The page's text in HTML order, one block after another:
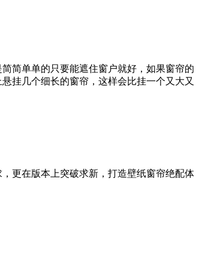
简单单的只要能遮住窗户就好，如果窗帘的
挂几个细长的窗帘，这样会比挂一个又大又
更在版本上突破求新，打造壁纸窗帘绝配体